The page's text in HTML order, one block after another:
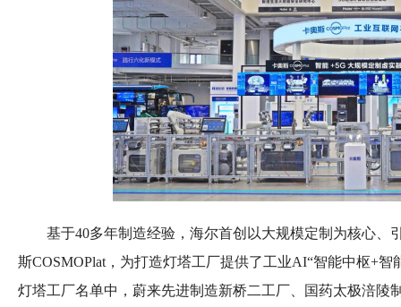
基于40多年制造经验，海尔首创以大规模定制为核心、
斯COSMOPlat，为打造灯塔工厂提供了工业AI“智能中枢+
灯塔工厂名单中，蔚来先进制造新桥二工厂、国药太极涪陵